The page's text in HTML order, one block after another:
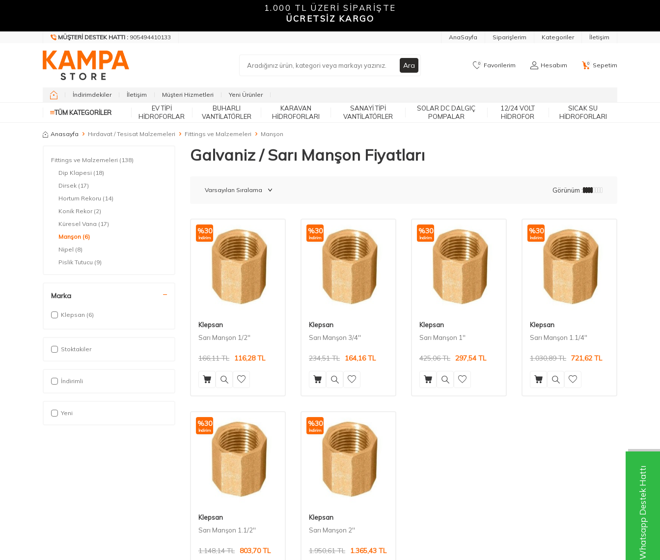
Whatsapp Destek Hattı
1.000 TL ÜZERİ SİPARİŞTE
ÜCRETSİZ KARGO
MÜŞTERI DESTEK HATTI : 905494410133 AnaSayfa Siparişlerim Kategoriler İletişim
Ara 0 Favorilerim Hesabım 0 Sepetim
İndirimdekiler İletişim Müşteri Hizmetleri Yeni Ürünler
TÜM KATEGORILER
EV TIPI
HIDROFORLAR
BUHARLI
VANTILATÖRLER
KARAVAN
HIDROFORLARI
SANAYI TIPI
VANTILATÖRLER
SOLAR DC DALGIÇ
POMPALAR
12/24 VOLT
HIDROFOR
SICAK SU
HIDROFORLARI
Anasayfa Hırdavat / Tesisat Malzemeleri Fittings ve Malzemeleri Manşon
Fittings ve Malzemeleri (138)
Dip Klapesi (18)
Dirsek (17)
Hortum Rekoru (14)
Konik Rekor (2)
Küresel Vana (17)
Manşon (6)
Nipel (8)
Pislik Tutucu (9)
Çekvalf
Marka
Klepsan (6)
Stoktakiler
İndirimli
Yeni
Galvaniz / Sarı Manşon Fiyatları
Görünüm :
%30
İndirim
Klepsan
Sarı Manşon 1/2''
166,11TL 116,28TL
%30
İndirim
Klepsan
Sarı Manşon 3/4''
234,51TL 164,16TL
%30
İndirim
Klepsan
Sarı Manşon 1''
425,06TL 297,54 TL
%30
İndirim
Klepsan
Sarı Manşon 1.1/4''
1.030,89TL 721,62 TL
%30
İndirim
Klepsan
Sarı Manşon 1.1/2''
1.148,14TL 803,70TL
%30
İndirim
Klepsan
Sarı Manşon 2''
1.950,61TL 1.365,43 TL